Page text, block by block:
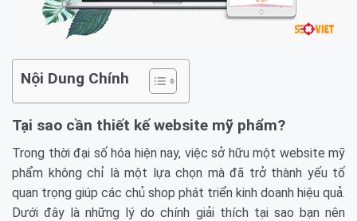
Nội Dung Chính
Tại sao cần thiết kế website mỹ phẩm?
Trong thời đại số hóa hiện nay, việc sở hữu một website mỹ
phẩm không chỉ là một lựa chọn mà đã trở thành yếu tố
quan trọng giúp các chủ shop phát triển kinh doanh hiệu quả.
Dưới đây là những lý do chính giải thích tại sao bạn nên